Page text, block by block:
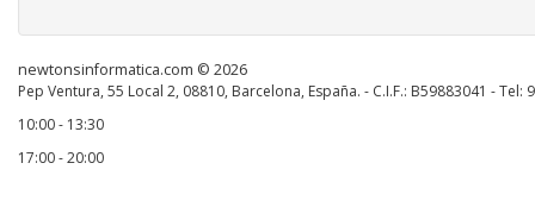
newtonsinformatica.com © 2026
Pep Ventura, 55 Local 2, 08810, Barcelona, España. - C.I.F.: B59883041 - Tel:
10:00 - 13:30
17:00 - 20:00